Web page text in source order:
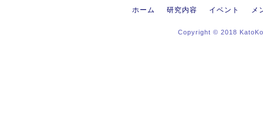
にする抗体のFc領
る高次構造評価の
ホーム 研究内容 イベント メ
Copyright © 2018